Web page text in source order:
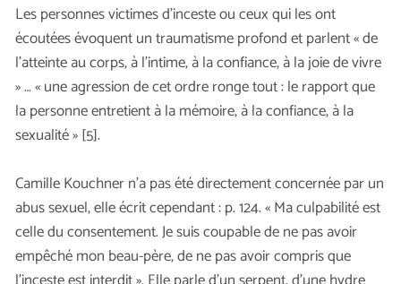
Les personnes victimes d’inceste ou ceux qui les ont
écoutées évoquent un traumatisme profond et parlent « de
l’atteinte au corps, à l’intime, à la confiance, à la joie de vivre
» … « une agression de cet ordre ronge tout : le rapport que
la personne entretient à la mémoire, à la confiance, à la
sexualité » [5].
Camille Kouchner n’a pas été directement concernée par un
abus sexuel, elle écrit cependant : p. 124. « Ma culpabilité est
celle du consentement. Je suis coupable de ne pas avoir
empêché mon beau-père, de ne pas avoir compris que